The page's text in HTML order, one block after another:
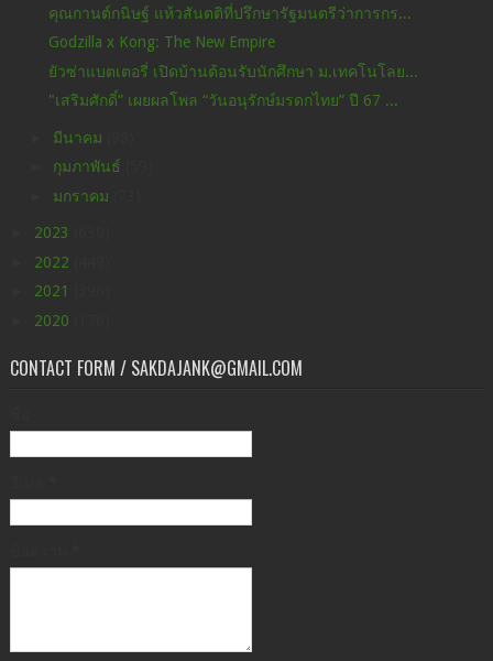
คุณกานต์กนิษฐ์ แห้วสันตติที่ปรึกษารัฐมนตรีว่าการกร...
Godzilla x Kong: The New Empire
ยัวซ่าแบตเตอรี่ เปิดบ้านต้อนรับนักศึกษา ม.เทคโนโลย...
"เสริมศักดิ์” เผยผลโพล “วันอนุรักษ์มรดกไทย” ปี 67 ...
มีนาคม
กุมภาพันธ์
มกราคม
2023
2022
2021
2020
CONTACT FORM / SAKDAJANK@GMAIL.COM